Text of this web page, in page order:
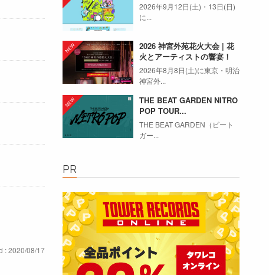
: 2020/08/17
2026年9月12日(土)・13日(日)
に...
2026 神宮外苑花火大会 | 花
火とアーティストの響宴！
2026年8月8日(土)に東京・明治
神宮外...
THE BEAT GARDEN NITRO
POP TOUR...
THE BEAT GARDEN（ビート
ガー...
PR